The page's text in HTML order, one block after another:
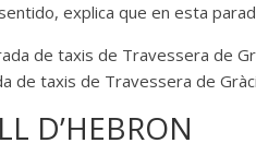
explica que en esta
de taxis de Travessera de
D’HEBRON